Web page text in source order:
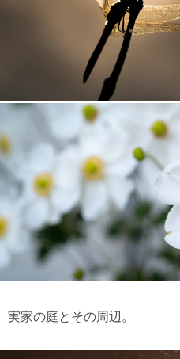
実家の庭とその周辺。